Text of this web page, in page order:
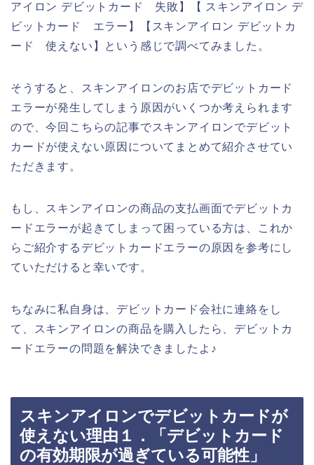
アイロン デビットカード 失敗】【 スキンアイロン デ
ビットカード エラー】【スキンアイロン デビットカ
ード 使えない】という感じで調べてみました。
そうすると、スキンアイロンのお店でデビットカード
エラーが発生してしまう原因がいくつか考えられます
ので、今回こちらの記事でスキンアイロンでデビット
カードが使えない原因についてまとめて紹介させてい
ただきます。
もし、スキンアイロンの商品の支払画面でデビットカ
ードエラーが起きてしまって困っている方は、これか
らご紹介するデビットカードエラーの原因を参考にし
ていただけると幸いです。
ちなみに私自身は、デビットカード会社に連絡をし
て、スキンアイロンの商品を購入したら、デビットカ
ードエラーの問題を解決できましたよ♪
スキンアイロンでデビットカードが
使えない理由１．「デビットカード
の有効期限が過ぎている可能性」